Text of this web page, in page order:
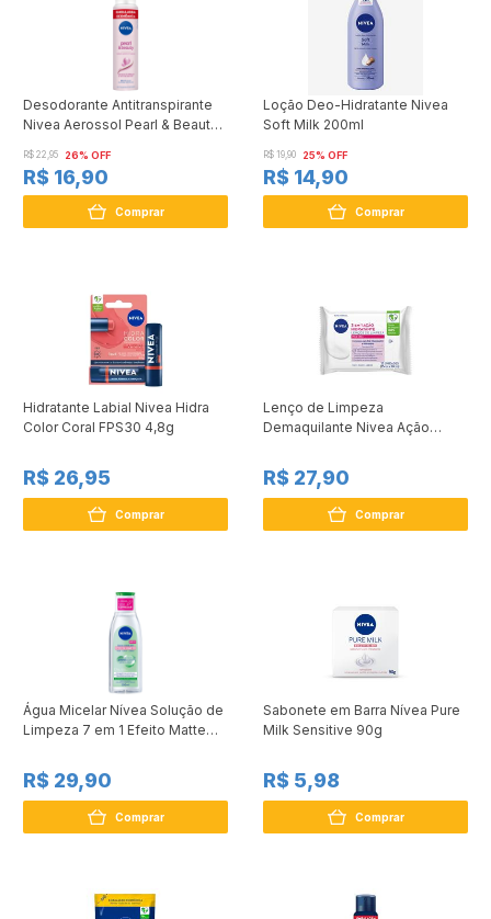
Desodorante Antitranspirante
Nivea Aerossol Pearl & Beauty
R$ 22,95 26% OFF
R$ 16,90
Comprar
Loção Deo-Hidratante Nivea
Soft Milk 200ml
R$ 19,90 25% OFF
R$ 14,90
Comprar
Hidratante Labial Nivea Hidra
Color Coral FPS30 4,8g
R$ 26,95
Comprar
Lenço de Limpeza
Demaquilante Nivea Ação
Unidades
R$ 27,90
Comprar
Água Micelar Nívea Solução de
Limpeza 7 em 1 Efeito Matte
R$ 29,90
Comprar
Sabonete em Barra Nívea Pure
Milk Sensitive 90g
R$ 5,98
Comprar